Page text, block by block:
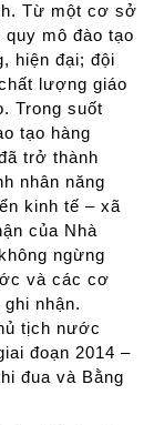
Từ một cơ sở
mô đào tạo
hiện đại; đội
lượng giáo
Trong suốt
tạo hàng
trở thành
nhân năng
kinh tế – xã
của Nhà
ngừng
và các cơ
nhận.
tịch nước
đoạn 2014 –
đua và Bằng